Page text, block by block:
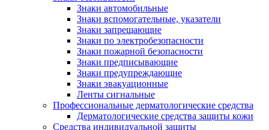
Знаки автомобильные
Знаки вспомогательные, указатели
Знаки запрещающие
Знаки по электробезопасности
Знаки пожарной безопасности
Знаки предписывающие
Знаки предупреждающие
Знаки эвакуационные
Ленты сигнальные
Профессиональные дерматологические средства
Дерматологические средства защиты кожи
Средства индивидуальной защиты